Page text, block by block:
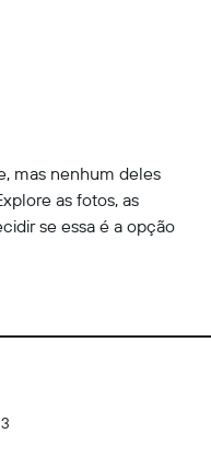
mas nenhum deles
as fotos, as
se essa é a opção